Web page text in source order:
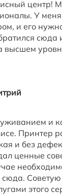
центр!
У
и его
сюда
высшем
и
Принтер
и без
ценные
Советую
этого